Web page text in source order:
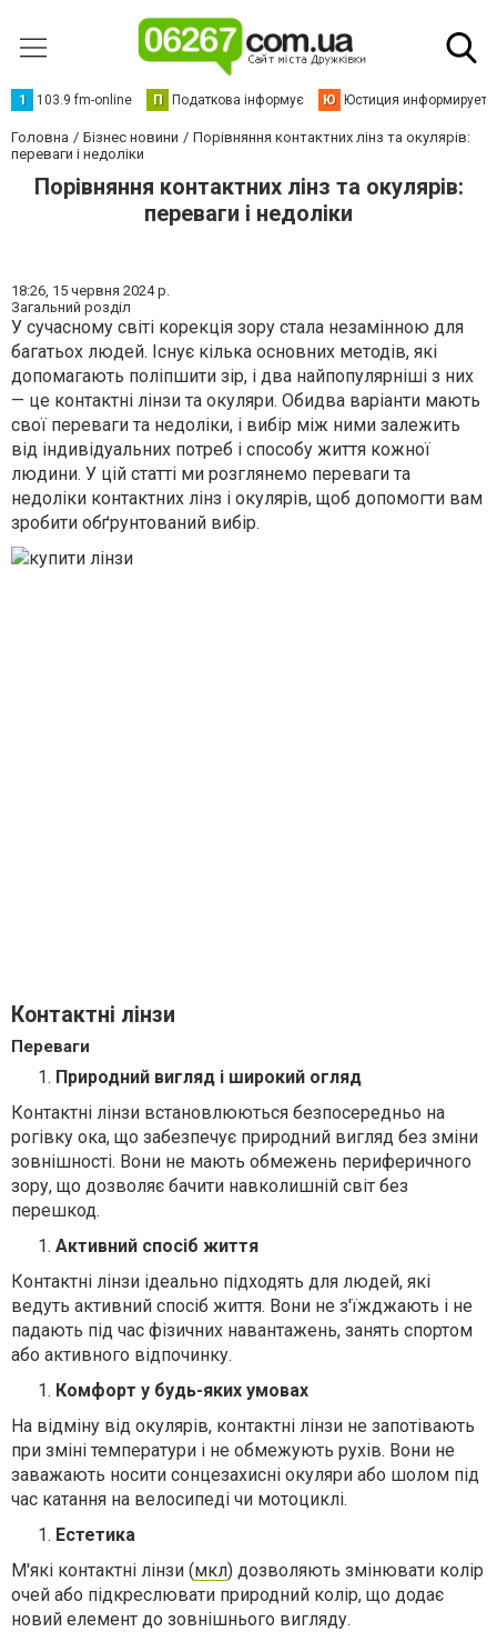
1 103.9 fm-online П Податкова інформує Ю Юстиция информирует
Головна Бізнес новини
Порівняння контактних лінз та окулярів:
переваги і недоліки
Порівняння контактних лінз та окулярів:
переваги і недоліки
18:26, 15 червня 2024 р.
Загальний розділ
У сучасному світі корекція зору стала незамінною для
багатьох людей. Існує кілька основних методів, які
допомагають поліпшити зір, і два найпопулярніші з них
— це контактні лінзи та окуляри. Обидва варіанти мають
свої переваги та недоліки, і вибір між ними залежить
від індивідуальних потреб і способу життя кожної
людини. У цій статті ми розглянемо переваги та
недоліки контактних лінз і окулярів, щоб допомогти вам
зробити обґрунтований вибір.
Контактні лінзи
Переваги
Природний вигляд і широкий огляд
Контактні лінзи встановлюються безпосередньо на
рогівку ока, що забезпечує природний вигляд без зміни
зовнішності. Вони не мають обмежень периферичного
зору, що дозволяє бачити навколишній світ без
перешкод.
Активний спосіб життя
Контактні лінзи ідеально підходять для людей, які
ведуть активний спосіб життя. Вони не з'їжджають і не
падають під час фізичних навантажень, занять спортом
або активного відпочинку.
Комфорт у будь-яких умовах
На відміну від окулярів, контактні лінзи не запотівають
при зміні температури і не обмежують рухів. Вони не
заважають носити сонцезахисні окуляри або шолом під
час катання на велосипеді чи мотоциклі.
Естетика
М'які контактні лінзи (мкл) дозволяють змінювати колір
очей або підкреслювати природний колір, що додає
новий елемент до зовнішнього вигляду.